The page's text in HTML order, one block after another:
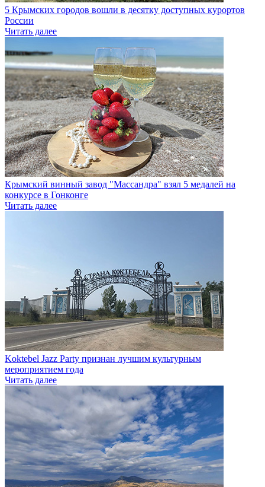
5 Крымских городов вошли в десятку доступных курортов
России
Читать далее
Крымский винный завод "Массандра" взял 5 медалей на
конкурсе в Гонконге
Читать далее
Koktebel Jazz Party признан лучшим культурным
мероприятием года
Читать далее